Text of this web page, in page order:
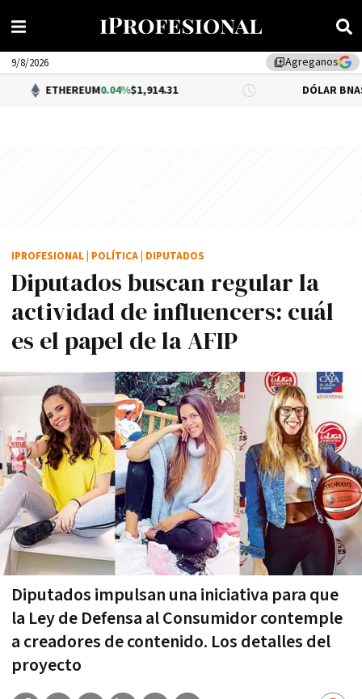
library_addAgreganos
9/8/2026
0.04%$1,914.31 DÓLAR BNA $1,520.00
Diputados buscan regular la
actividad de influencers: cuál
es el papel de la AFIP
Diputados impulsan una iniciativa para que
la Ley de Defensa al Consumidor contemple
a creadores de contenido. Los detalles del
proyecto
IPROFESIONAL POLÍTICA DIPUTADOS